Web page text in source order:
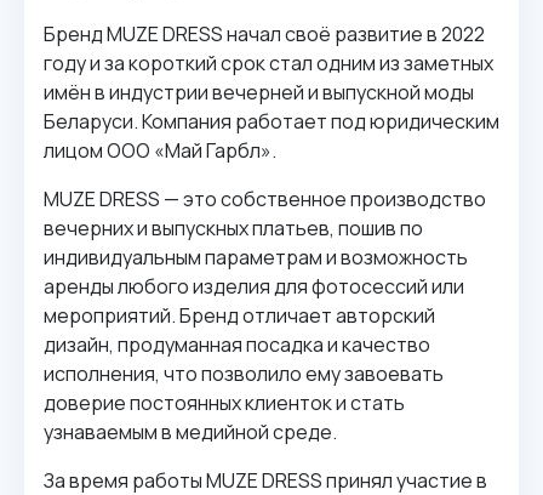
Бренд MUZE DRESS начал своё развитие в 2022
году и за короткий срок стал одним из заметных
имён в индустрии вечерней и выпускной моды
Беларуси. Компания работает под юридическим
лицом ООО «Май Гарбл».
MUZE DRESS — это собственное производство
вечерних и выпускных платьев, пошив по
индивидуальным параметрам и возможность
аренды любого изделия для фотосессий или
мероприятий. Бренд отличает авторский
дизайн, продуманная посадка и качество
исполнения, что позволило ему завоевать
доверие постоянных клиенток и стать
узнаваемым в медийной среде.
За время работы MUZE DRESS принял участие в